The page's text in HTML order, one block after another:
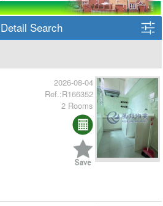
Detail Search
2026-08-04
Ref.:R166352
2 Rooms